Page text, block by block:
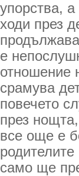
упорства,
ходи през
е
отношение
срамува
повечето
през
все още е
само ще